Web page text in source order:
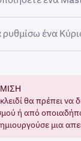
που
ένα
και κάντε κλικ
στις Ρυθμίσεις
θα πρέπει να
ή από
μια